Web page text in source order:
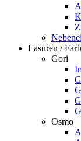
Lasuren /
Gori
Osmo